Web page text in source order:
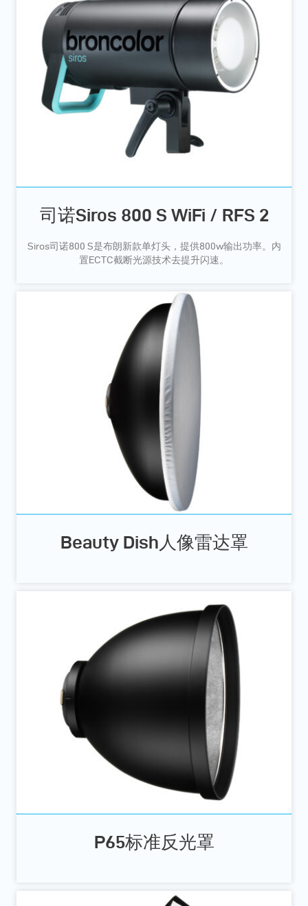
司诺Siros 800 S WiFi / RFS 2
Siros司诺800 S是布朗新款单灯头，提供800w输出功率。内
置ECTC截断光源技术去提升闪速。
Beauty Dish人像雷达罩
P65标准反光罩